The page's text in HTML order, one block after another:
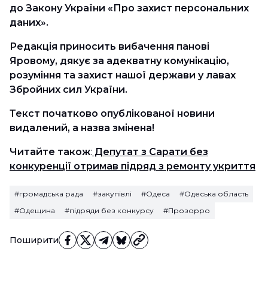
Поширити
до Закону України «Про захист персональних
даних».
Редакція приносить вибачення панові
Яровому, дякує за адекватну комунікацію,
розуміння та захист нашої держави у лавах
Збройних сил України.
Текст початково опублікованої новини
видалений, а назва змінена!
Читайте також: Депутат з Сарати без
конкуренції отримав підряд з ремонту укриття
#громадська рада #закупівлі #Одеса
#Одеська область
#Одещина
#підряди без конкурсу #Прозорро